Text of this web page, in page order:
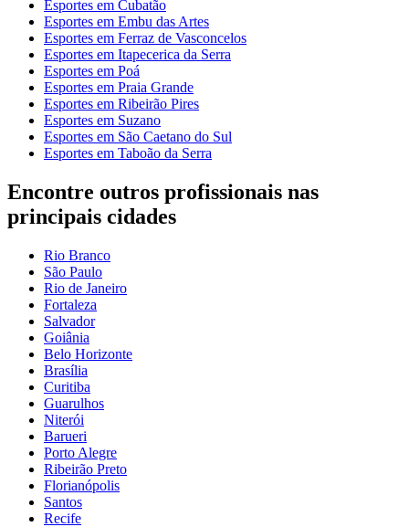
Esportes em Cubatão
Esportes em Embu das Artes
Esportes em Ferraz de Vasconcelos
Esportes em Itapecerica da Serra
Esportes em Poá
Esportes em Praia Grande
Esportes em Ribeirão Pires
Esportes em Suzano
Esportes em São Caetano do Sul
Esportes em Taboão da Serra
Encontre outros profissionais nas
principais cidades
Rio Branco
São Paulo
Rio de Janeiro
Fortaleza
Salvador
Goiânia
Belo Horizonte
Brasília
Curitiba
Guarulhos
Niterói
Barueri
Porto Alegre
Ribeirão Preto
Florianópolis
Santos
Recife